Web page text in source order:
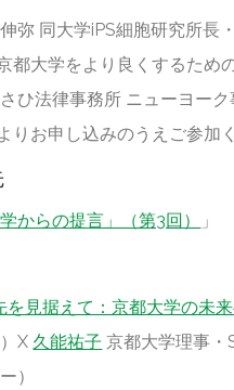
弥 同大学iPS細胞研究所長
都大学をより良くするため
ひ法律事務所 ニューヨーク
お申し込みのうえご参加
からの提言」（第3回） 」
を見据えて：京都大学の未
X 久能祐子 京都大学理事・
）